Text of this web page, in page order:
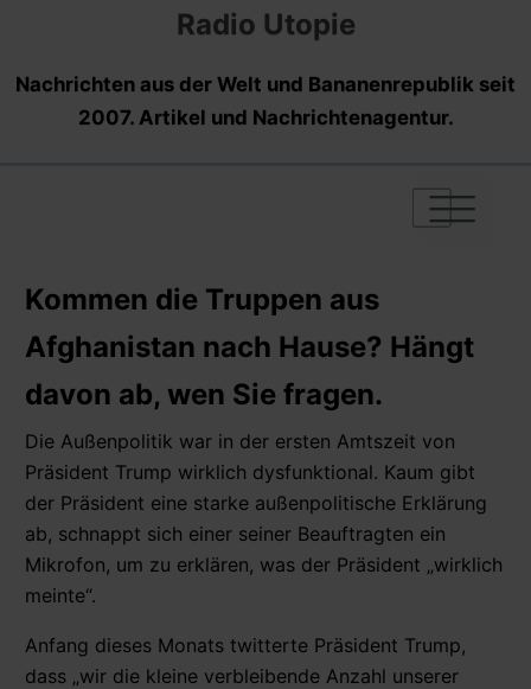
Radio Utopie
Nachrichten aus der Welt und Bananenrepublik seit
2007. Artikel und Nachrichtenagentur.
|
|
|
Kommen die Truppen aus
Afghanistan nach Hause? Hängt
davon ab, wen Sie fragen.
Die Außenpolitik war in der ersten Amtszeit von
Präsident Trump wirklich dysfunktional. Kaum gibt
der Präsident eine starke außenpolitische Erklärung
ab, schnappt sich einer seiner Beauftragten ein
Mikrofon, um zu erklären, was der Präsident „wirklich
meinte“.
Anfang dieses Monats twitterte Präsident Trump,
dass „wir die kleine verbleibende Anzahl unserer